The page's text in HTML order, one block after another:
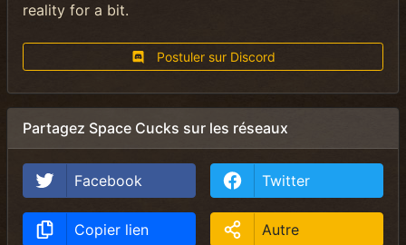
reality for a bit.
Postuler sur Discord
Partagez Space Cucks sur les réseaux
Facebook Twitter
Copier lien Autre